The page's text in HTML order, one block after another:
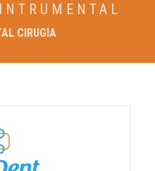
INTRUMENTAL
CIRUGIA